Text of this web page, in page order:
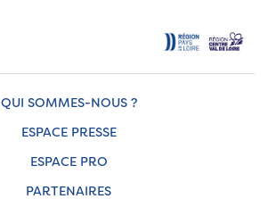
QUI SOMMES-NOUS ?
ESPACE PRESSE
ESPACE PRO
PARTENAIRES